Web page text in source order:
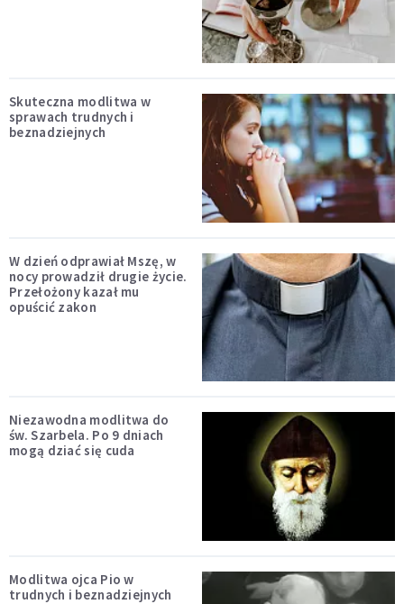
Skuteczna modlitwa w
sprawach trudnych i
beznadziejnych
W dzień odprawiał Mszę, w
nocy prowadził drugie życie.
Przełożony kazał mu
opuścić zakon
Niezawodna modlitwa do
św. Szarbela. Po 9 dniach
mogą dziać się cuda
Modlitwa ojca Pio w
trudnych i beznadziejnych